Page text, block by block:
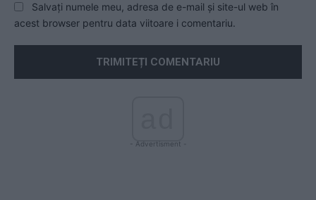
Salvați numele meu, adresa de e-mail și site-ul web în
acest browser pentru data viitoare i comentariu.
- Advertisment -